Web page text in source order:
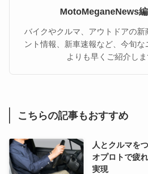
MotoMeganeNews
バイクやクルマ、アウトドアの新
ント情報、新車速報など、今旬な
よりも早くご紹介しま
こちらの記事もおすすめ
人とクルマを
オプロトで疲
実現